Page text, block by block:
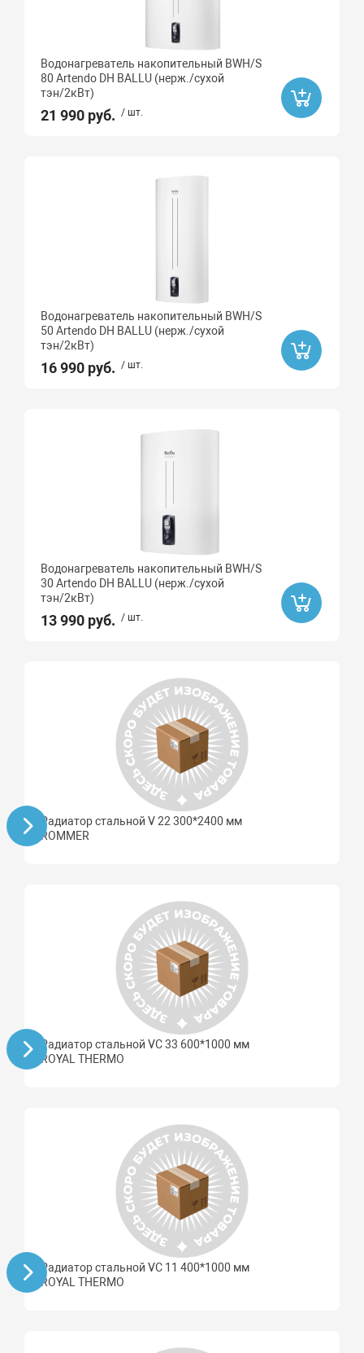
Водонагреватель накопительный BWH/S
80 Artendo DH BALLU (нерж./сухой
тэн/2кВт)
21 990 руб. / шт.
Водонагреватель накопительный BWH/S
50 Artendo DH BALLU (нерж./сухой
тэн/2кВт)
16 990 руб. / шт.
Водонагреватель накопительный BWH/S
30 Artendo DH BALLU (нерж./сухой
тэн/2кВт)
13 990 руб. / шт.
Радиатор стальной V 22 300*2400 мм
ROMMER
Радиатор стальной VC 33 600*1000 мм
ROYAL THERMO
Радиатор стальной VC 11 400*1000 мм
ROYAL THERMO